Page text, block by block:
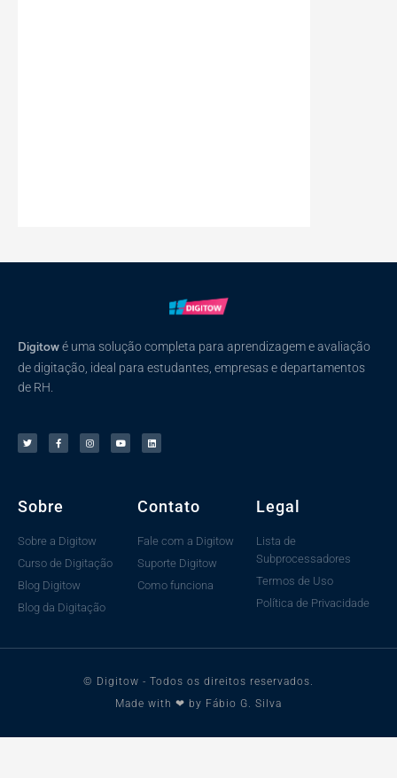
Digitowé uma solução completa para aprendizagem e avaliação
de digitação, ideal para estudantes, empresas e departamentos
de RH.
Sobre
Sobre a Digitow
Curso de Digitação
Blog Digitow
Blog da Digitação
Contato
Fale com a Digitow
Suporte Digitow
Como funciona
Legal
Lista de
Subprocessadores
Termos de Uso
Política de Privacidade
© Digitow - Todos os direitos reservados.
Made with ❤ by Fábio G. Silva